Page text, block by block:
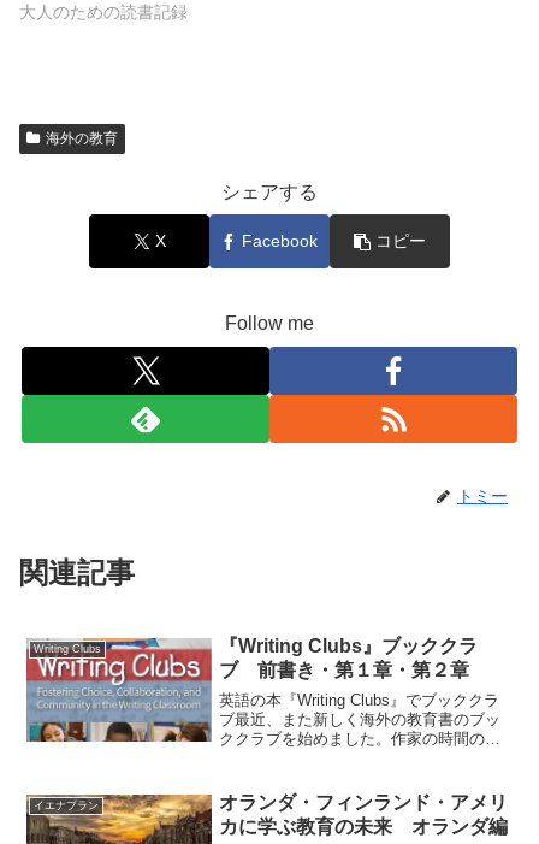
大人のための読書記録
海外の教育
シェアする
X Facebook コピー
Follow me
トミー
関連記事
Writing Clubs
『Writing Clubs』ブッククラ
ブ 前書き・第１章・第２章
英語の本『Writing Clubs』でブッククラ
ブ最近、また新しく海外の教育書のブッ
ククラブを始めました。作家の時間の本
どうぞ。今までも英語の本を読みなが
ら、ブックク...
イエナプラン
オランダ・フィンランド・アメリ
カに学ぶ教育の未来 オランダ編